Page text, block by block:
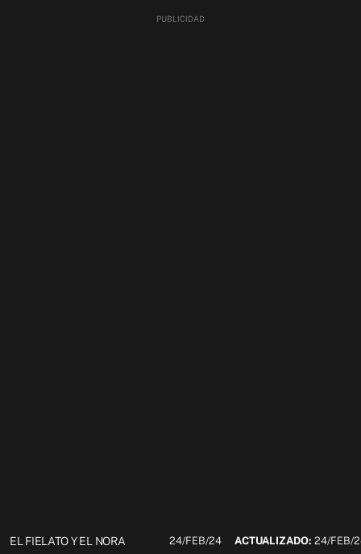
EL FIELATO Y EL NORA 24/FEB/24 ACTUALIZADO:24/FEB/